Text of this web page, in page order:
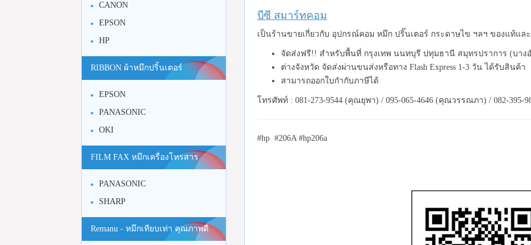
บีซี สมาร์ทคอม
เป็นร้านขายเกี่ยวกับ อุปกรณ์คอม หมึก ปริ๊นเตอร์ กระดาษไข ฯลฯ ของแท้แล
จัดส่งฟรี!! สำหรับพื้นที่ กรุงเทพ นนทบุรี ปทุมธานี สมุทรปราการ (บาง
ต่างจังหวัด จัดส่งผ่านขนส่งหรือทาง Flash Express 1-3 วัน ได้รับสินค้า
สามารถออกใบกำกับภาษีได้
โทรศัพท์ : 081-273-9544 (คุณยุพา) / 095-065-4646 (คุณวรรณภา) / 082-395-
#hp #206A #hp206a
CANON
EPSON
HP
RIBBON ผ้าหมึกปริ้นเตอร์
EPSON
PANASONIC
OKI
FILM FAX หมึกเครื่องโทรสาร
PANASONIC
SHARP
Remanu - หมึกเทียบเท่า คุณภาพดี